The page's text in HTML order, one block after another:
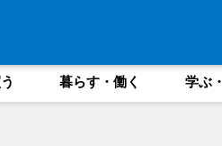
暮らす・働く 学ぶ